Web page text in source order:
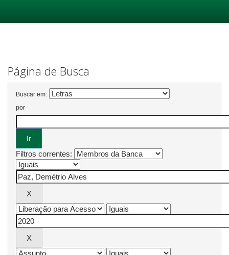
Página de Busca
Buscar em:
por
Filtros correntes: